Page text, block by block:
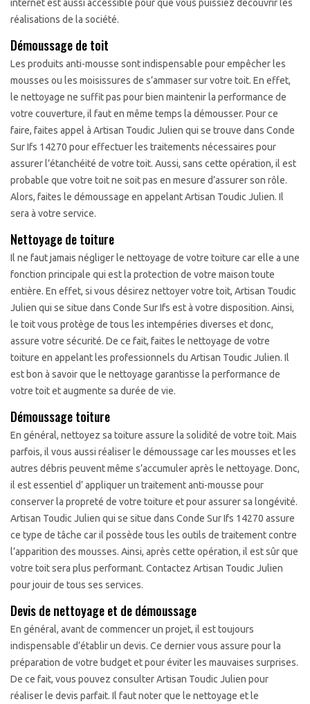
internet est aussi accessible pour que vous puissiez découvrir les
réalisations de la société.
Démoussage de toit
Les produits anti-mousse sont indispensable pour empêcher les
mousses ou les moisissures de s’ammaser sur votre toit. En effet,
le nettoyage ne suffit pas pour bien maintenir la performance de
votre couverture, il faut en même temps la démousser. Pour ce
faire, faites appel à Artisan Toudic Julien qui se trouve dans Conde
Sur Ifs 14270 pour effectuer les traitements nécessaires pour
assurer l’étanchéité de votre toit. Aussi, sans cette opération, il est
probable que votre toit ne soit pas en mesure d’assurer son rôle.
Alors, faites le démoussage en appelant Artisan Toudic Julien. Il
sera à votre service.
Nettoyage de toiture
Il ne faut jamais négliger le nettoyage de votre toiture car elle a une
fonction principale qui est la protection de votre maison toute
entière. En effet, si vous désirez nettoyer votre toit, Artisan Toudic
Julien qui se situe dans Conde Sur Ifs est à votre disposition. Ainsi,
le toit vous protège de tous les intempéries diverses et donc,
assure votre sécurité. De ce fait, faites le nettoyage de votre
toiture en appelant les professionnels du Artisan Toudic Julien. Il
est bon à savoir que le nettoyage garantisse la performance de
votre toit et augmente sa durée de vie.
Démoussage toiture
En général, nettoyez sa toiture assure la solidité de votre toit. Mais
parfois, il vous aussi réaliser le démoussage car les mousses et les
autres débris peuvent même s’accumuler après le nettoyage. Donc,
il est essentiel d’ appliquer un traitement anti-mousse pour
conserver la propreté de votre toiture et pour assurer sa longévité.
Artisan Toudic Julien qui se situe dans Conde Sur Ifs 14270 assure
ce type de tâche car il possède tous les outils de traitement contre
l’apparition des mousses. Ainsi, après cette opération, il est sûr que
votre toit sera plus performant. Contactez Artisan Toudic Julien
pour jouir de tous ses services.
Devis de nettoyage et de démoussage
En général, avant de commencer un projet, il est toujours
indispensable d’établir un devis. Ce dernier vous assure pour la
préparation de votre budget et pour éviter les mauvaises surprises.
De ce fait, vous pouvez consulter Artisan Toudic Julien pour
réaliser le devis parfait. Il faut noter que le nettoyage et le